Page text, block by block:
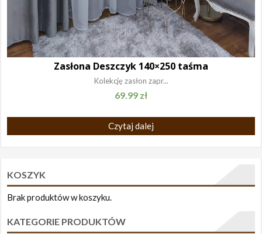
Zasłona Deszczyk 140×250 taśma
Kolekcję zasłon zapr...
69.99 zł
Czytaj dalej
KOSZYK
Brak produktów w koszyku.
KATEGORIE PRODUKTÓW